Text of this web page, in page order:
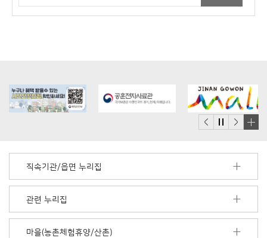
더
기
직속기관/읍면 누리집
관련 누리집
마을(농촌체험휴양/산촌)